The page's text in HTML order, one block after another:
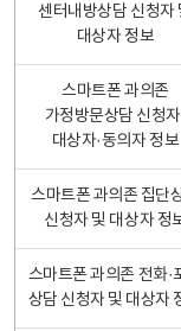
센터내방상담 신청자
대상자 정보
스마트폰 과의존
가정방문상담 신청자
대상자·동의자 정보
스마트폰 과의존 집단
신청자 및 대상자 정
스마트폰 과의존 전화·
상담 신청자 및 대상자